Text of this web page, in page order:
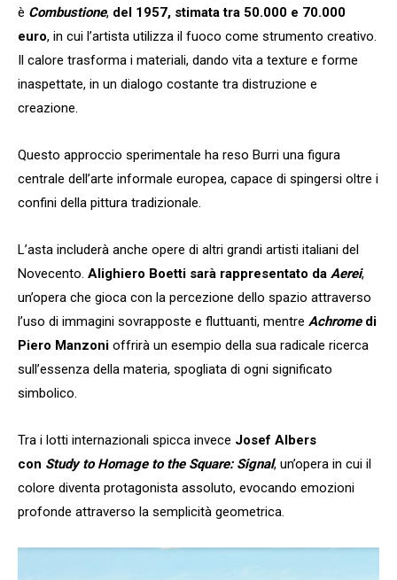
è Combustione, del 1957, stimata tra 50.000 e 70.000
euro, in cui l’artista utilizza il fuoco come strumento creativo.
Il calore trasforma i materiali, dando vita a texture e forme
inaspettate, in un dialogo costante tra distruzione e
creazione.
Questo approccio sperimentale ha reso Burri una figura
centrale dell’arte informale europea, capace di spingersi oltre i
confini della pittura tradizionale.
L’asta includerà anche opere di altri grandi artisti italiani del
Novecento. Alighiero Boetti sarà rappresentato da Aerei,
un’opera che gioca con la percezione dello spazio attraverso
l’uso di immagini sovrapposte e fluttuanti, mentre Achromedi
Piero Manzoni offrirà un esempio della sua radicale ricerca
sull’essenza della materia, spogliata di ogni significato
simbolico.
Tra i lotti internazionali spicca invece Josef Albers
con Study to Homage to the Square: Signal, un’opera in cui il
colore diventa protagonista assoluto, evocando emozioni
profonde attraverso la semplicità geometrica.